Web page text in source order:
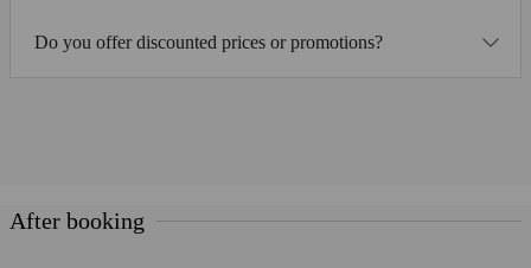
Do you offer discounted prices or promotions?
After booking